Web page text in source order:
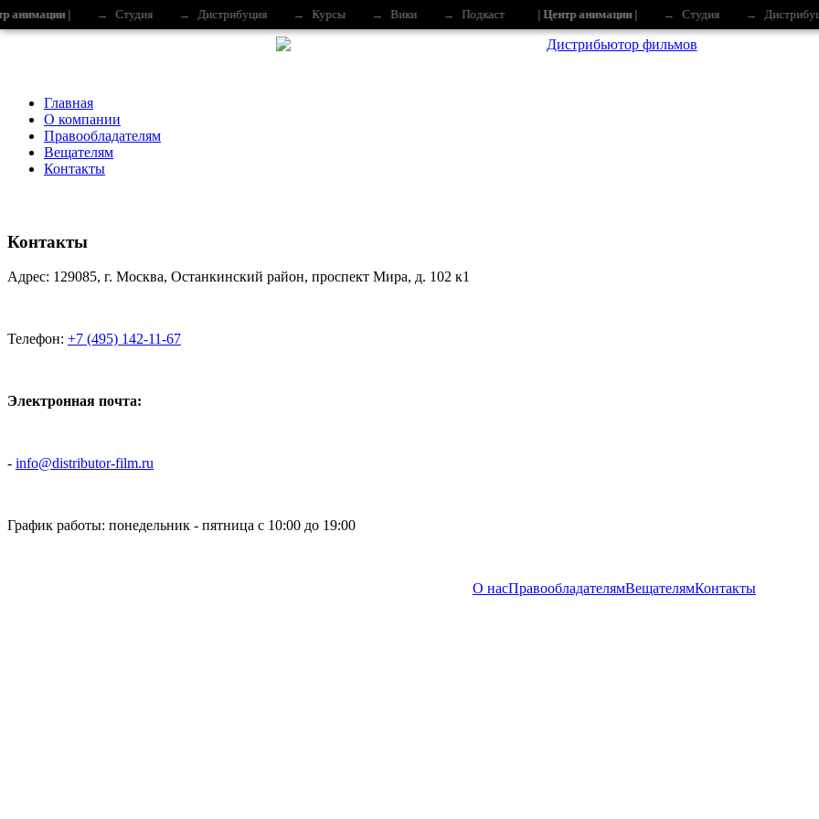
анимации | → Студия → Дистрибуция → Курсы → Вики → Подкаст | Центр анимации | → Студия →
Главная
О компании
Правообладателям
Вещателям
Контакты
Контакты
Адрес: 129085, г. Москва, Останкинский район, проспект Мира, д. 102 к1
Телефон: +7 (495) 142-11-67
Электронная почта:
- info@distributor-film.ru
График работы: понедельник - пятница с 10:00 до 19:00
О насПравообладателямВещателямКонтакты